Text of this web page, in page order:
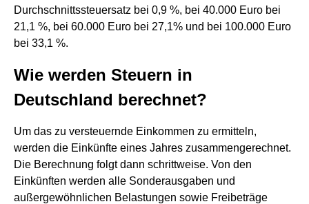
Durchschnittssteuersatz bei 0,9 %, bei 40.000 Euro bei
21,1 %, bei 60.000 Euro bei 27,1% und bei 100.000 Euro
bei 33,1 %.
Wie werden Steuern in
Deutschland berechnet?
Um das zu versteuernde Einkommen zu ermitteln,
werden die Einkünfte eines Jahres zusammengerechnet.
Die Berechnung folgt dann schrittweise. Von den
Einkünften werden alle Sonderausgaben und
außergewöhnlichen Belastungen sowie Freibeträge